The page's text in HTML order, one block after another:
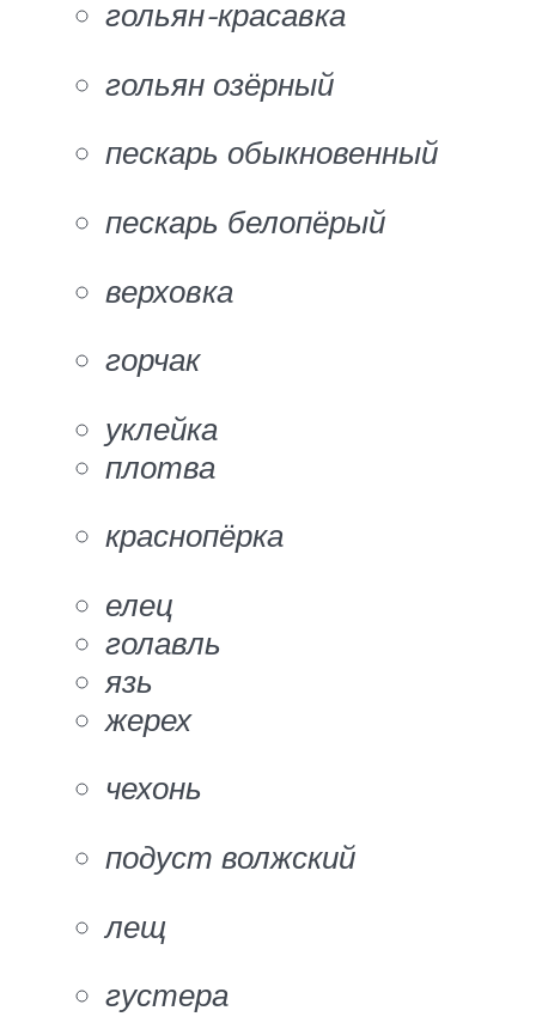
гольян-красавка
гольян озёрный
пескарь обыкновенный
пескарь белопёрый
верховка
горчак
уклейка
плотва
краснопёрка
елец
голавль
язь
жерех
чехонь
подуст волжский
лещ
густера